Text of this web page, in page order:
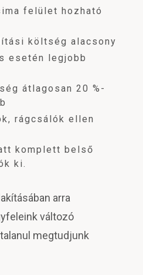
felület hozható
költség alacsony
esetén legjobb
átlagosan 20 %-
rágcsálók ellen
komplett belső
ki.
arra
változó
megtudjunk